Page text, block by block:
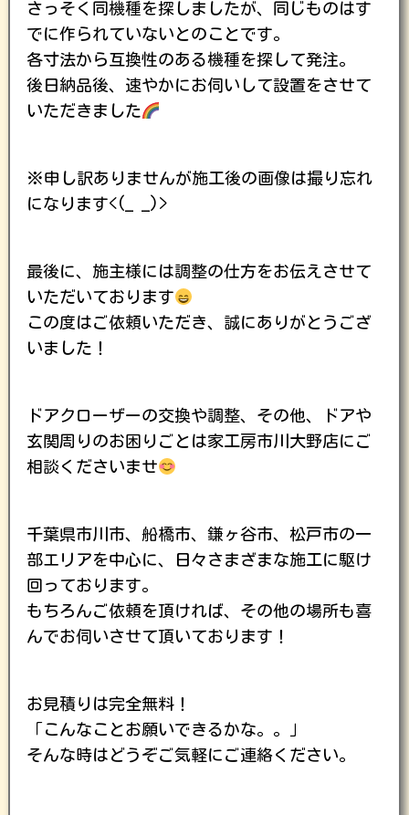
さっそく同機種を探しましたが、同じものはす
でに作られていないとのことです。
各寸法から互換性のある機種を探して発注。
後日納品後、速やかにお伺いして設置をさせて
いただきました
※申し訳ありませんが施工後の画像は撮り忘れ
になります<(_ _)>
最後に、施主様には調整の仕方をお伝えさせて
いただいております
この度はご依頼いただき、誠にありがとうござ
いました！
ドアクローザーの交換や調整、その他、ドアや
玄関周りのお困りごとは家工房市川大野店にご
相談くださいませ
千葉県市川市、船橋市、鎌ヶ谷市、松戸市の一
部エリアを中心に、日々さまざまな施工に駆け
回っております。
もちろんご依頼を頂ければ、その他の場所も喜
んでお伺いさせて頂いております！
お見積りは完全無料！
「こんなことお願いできるかな。。」
そんな時はどうぞご気軽にご連絡ください。